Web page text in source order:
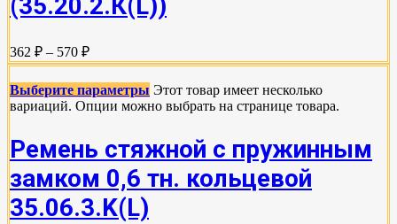
(35.20.2.К(L))
362 ₽ – 570 ₽
Выберите параметры Этот товар имеет несколько
вариаций. Опции можно выбрать на странице товара.
Ремень стяжной с пружинным
замком 0,6 тн. кольцевой
35.06.3.K(L)